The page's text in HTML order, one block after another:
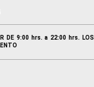
DE 9:00 hrs. a 22:00 hrs. LOS